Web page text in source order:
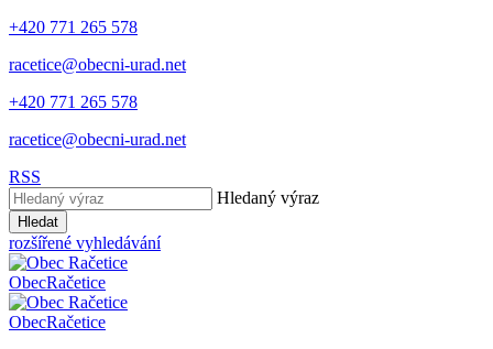
+420 771 265 578
racetice@obecni-urad.net
+420 771 265 578
racetice@obecni-urad.net
RSS
Hledaný výraz
Hledat
rozšířené vyhledávání
ObecRačetice
ObecRačetice